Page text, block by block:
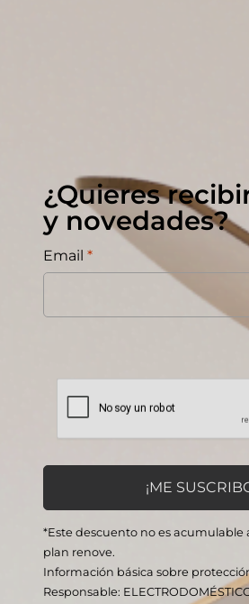
¿Quieres
y novedades?
Email *
*Este descuento no es acumulable
plan renove.
Información básica sobre
Responsable: